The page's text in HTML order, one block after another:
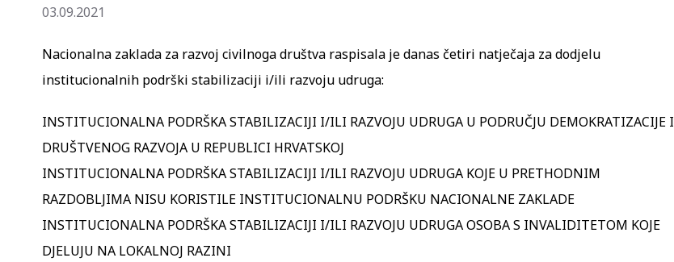
03.09.2021
Nacionalna zaklada za razvoj civilnoga društva raspisala je danas četiri natječaja za dodjelu
institucionalnih podrški stabilizaciji i/ili razvoju udruga:
INSTITUCIONALNA PODRŠKA STABILIZACIJI I/ILI RAZVOJU UDRUGA U PODRUČJU DEMOKRATIZACIJE I
DRUŠTVENOG RAZVOJA U REPUBLICI HRVATSKOJ
INSTITUCIONALNA PODRŠKA STABILIZACIJI I/ILI RAZVOJU UDRUGA KOJE U PRETHODNIM
RAZDOBLJIMA NISU KORISTILE INSTITUCIONALNU PODRŠKU NACIONALNE ZAKLADE
INSTITUCIONALNA PODRŠKA STABILIZACIJI I/ILI RAZVOJU UDRUGA OSOBA S INVALIDITETOM KOJE
DJELUJU NA LOKALNOJ RAZINI